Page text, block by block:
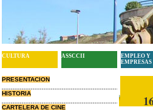
CULTURA ASSCCII
EMPLEO Y
EMPRESAS
PRESENTACION
HISTORIA
CARTELERA DE CINE